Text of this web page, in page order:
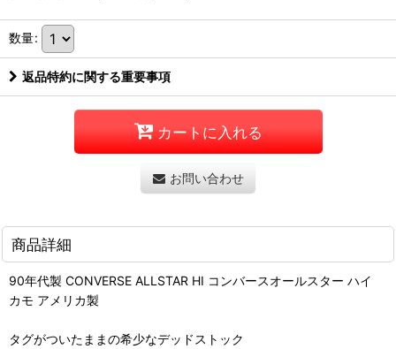
数量:
返品特約に関する重要事項
カートに入れる
お問い合わせ
商品詳細
90年代製 CONVERSE ALLSTAR HI コンバースオールスター ハイ
カモ アメリカ製
タグがついたままの希少なデッドストック